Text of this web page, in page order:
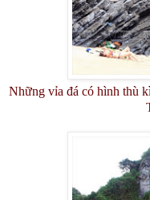
Những vỉa đá có hình thù